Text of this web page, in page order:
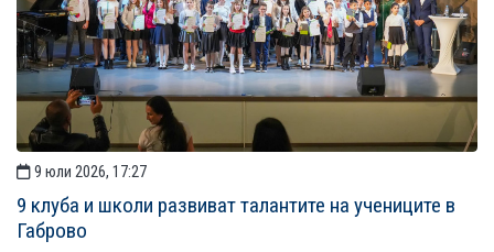
9 юли 2026, 17:27
9 клуба и школи развиват талантите на учениците в
Габрово